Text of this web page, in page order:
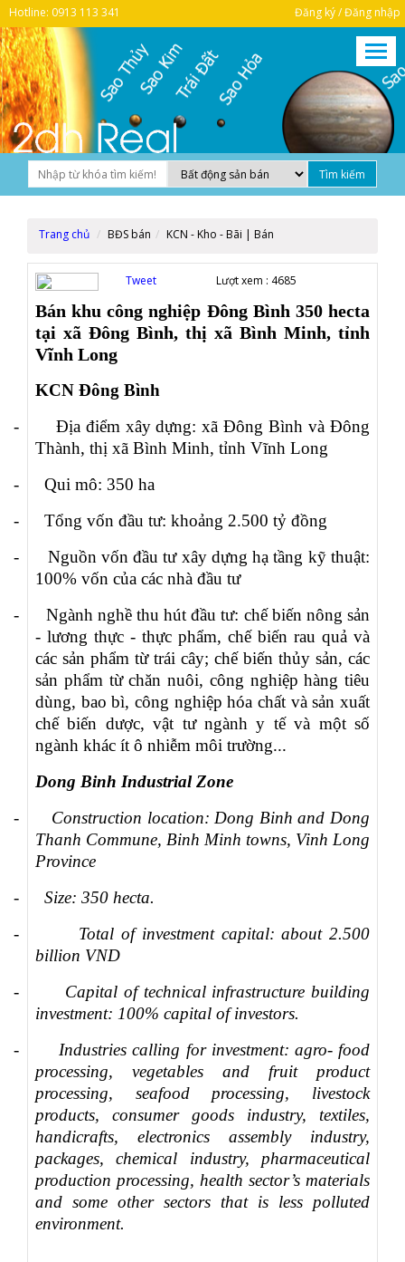
Hotline: 0913 113 341 Đăng ký / Đăng nhập
Trang chủ BĐS bán KCN - Kho - Bãi | Bán
Tweet Lượt xem : 4685
Bán khu công nghiệp Đông Bình 350 hecta
tại xã Đông Bình, thị xã Bình Minh, tỉnh
Vĩnh Long
KCN Đông Bình
-
Địa điểm xây dựng: xã Đông Bình và Đông
Thành, thị xã Bình Minh, tỉnh Vĩnh Long
-
Qui mô: 350 ha
-
Tổng vốn đầu tư: khoảng 2.500 tỷ đồng
-
Nguồn vốn đầu tư xây dựng hạ tầng kỹ thuật:
100% vốn của các nhà đầu tư
-
Ngành nghề thu hút đầu tư: chế biến nông sản
- lương thực - thực phẩm, chế biến rau quả và
các sản phẩm từ trái cây; chế biến thủy sản, các
sản phẩm từ chăn nuôi, công nghiệp hàng tiêu
dùng, bao bì, công nghiệp hóa chất và sản xuất
chế biến dược, vật tư ngành y tế và một số
ngành khác ít ô nhiễm môi trường...
Dong Binh Industrial Zone
-
Construction location: Dong Binh and Dong
Thanh Commune, Binh Minh towns, Vinh Long
Province
-
Size: 350 hecta.
-
Total of investment capital: about 2.500
billion VND
-
Capital of technical infrastructure building
investment: 100% capital of investors.
-
Industries calling for investment: agro- food
processing, vegetables and fruit product
processing, seafood processing, livestock
products, consumer goods industry, textiles,
handicrafts, electronics assembly industry,
packages, chemical industry, pharmaceutical
production processing, health sector’s materials
and some other sectors that is less polluted
environment.